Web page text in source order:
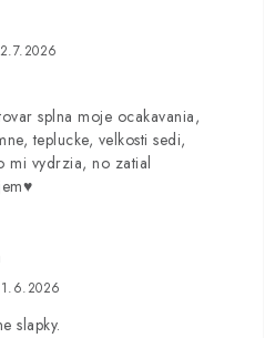
splna moje ocakavania,
teplucke, velkosti sedi,
mi vydrzia, no zatial
slapky.